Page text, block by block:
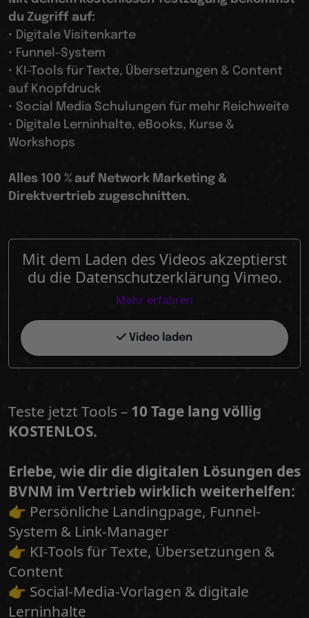
du Zugriff auf:
• Digitale Visitenkarte
• Funnel-System
• KI-Tools für Texte, Übersetzungen & Content
auf Knopfdruck
• Social Media Schulungen für mehr Reichweite
• Digitale Lerninhalte, eBooks, Kurse &
Workshops
Alles 100 % auf Network Marketing &
Direktvertrieb zugeschnitten.
Mit dem Laden des Videos akzeptierst
du die Datenschutzerklärung Vimeo.
Mehr erfahren
Video laden
Teste jetzt Tools – 10 Tage lang völlig
KOSTENLOS.
Erlebe, wie dir die digitalen Lösungen des
BVNM im Vertrieb wirklich weiterhelfen:
👉 Persönliche Landingpage, Funnel-
System & Link-Manager
👉 KI-Tools für Texte, Übersetzungen &
Content
👉 Social-Media-Vorlagen & digitale
Lerninhalte